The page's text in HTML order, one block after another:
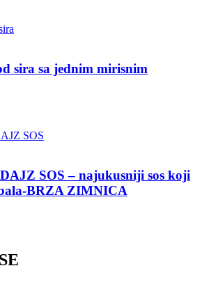
sira sa jednim mirisnim
SOS – najukusniji sos koji
BRZA ZIMNICA